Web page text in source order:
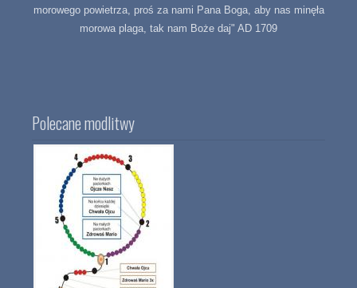
morowego powietrza, proś za nami Pana Boga, aby nas minęła
morowa plaga, tak nam Boże daj" AD 1709
Polecane modlitwy